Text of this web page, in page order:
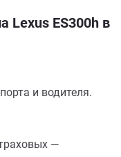
Lexus ES300h в
и водителя.
—